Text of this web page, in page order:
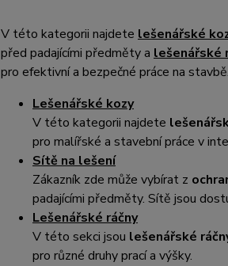
V této kategorii najdete lešenářské
před padajícími předměty a lešenářské
pro efektivní a bezpečné práce na stavbě.
Lešenářské kozy
V této kategorii najdete
pro malířské a stavební práce v
Sítě na lešení
Zákazník zde může vybírat z
padajícími předměty. Sítě jsou
Lešenářské ráčny
V této sekci jsou lešenářské
pro různé druhy prací a výšky.